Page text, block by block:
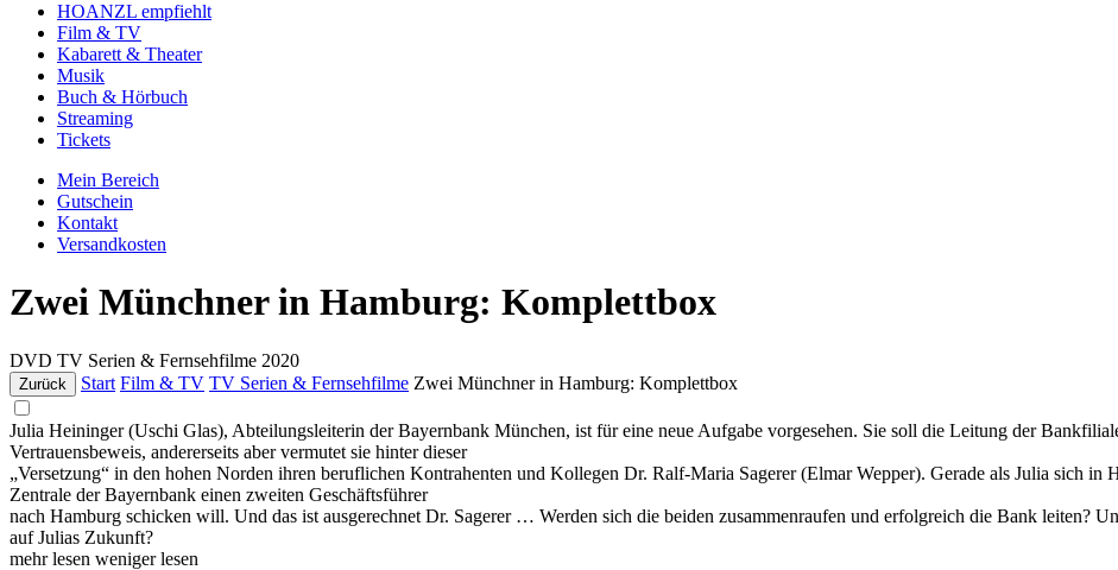
HOANZL empfiehlt
Film & TV
Kabarett & Theater
Musik
Buch & Hörbuch
Streaming
Tickets
Mein Bereich
Gutschein
Kontakt
Versandkosten
Zwei Münchner in Hamburg: Komplettbox
DVD TV Serien & Fernsehfilme 2020
Zurück Start Film & TV TV Serien & Fernsehfilme Zwei Münchner in Hamburg: Komplettbox
Julia Heininger (Uschi Glas), Abteilungsleiterin der Bayernbank München, ist für eine neue Aufgabe vorgesehen. Sie soll die Leitung der
Vertrauensbeweis, andererseits aber vermutet sie hinter dieser
„Versetzung“ in den hohen Norden ihren beruflichen Kontrahenten und Kollegen Dr. Ralf-Maria Sagerer (Elmar Wepper). Gerade als Julia sich in
Zentrale der Bayernbank einen zweiten Geschäftsführer
nach Hamburg schicken will. Und das ist ausgerechnet Dr. Sagerer … Werden sich die beiden zusammenraufen und erfolgreich die Bank leiten?
auf Julias Zukunft?
mehr lesen weniger lesen